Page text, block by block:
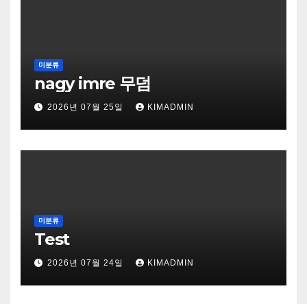
미분류
nagy imre 무덤
2026년 07월 25일 KIMADMIN
미분류
Test
2026년 07월 24일 KIMADMIN